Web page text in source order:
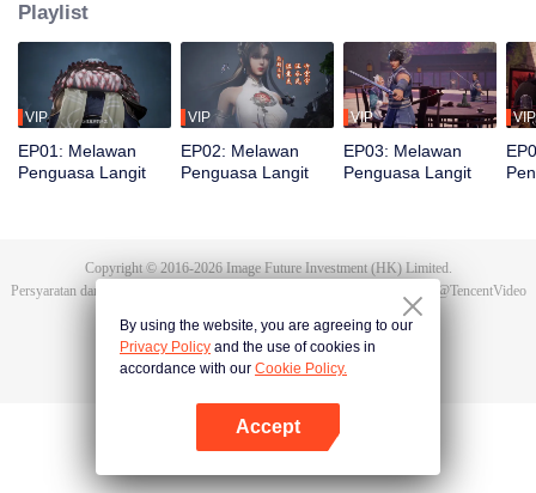
membangkitkan ingatan akan Hongmeng. Kemudian Tan Yun memiliki bakat
tingkat Dewa dan giat berlatih demi meningkatkan kekuatannya. Kemudian
Tan Yun membalas kematian keluarganya dan menyatukan seluruh benua.
Playlist
VIP
EP01: Melawan
Penguasa Langit
VIP
EP02: Melawan
Penguasa Langit
VIP
EP03: Melawan
Penguasa Langit
VIP
Copyright © 2016-2026Image Future Investment (HK) Limited.
Persyaratan dan Ketentuan
@TencentVideo
By using the website, you are agreeing to our
Privacy Policy and the use of cookies in
accordance with our Cookie Policy.
Accept